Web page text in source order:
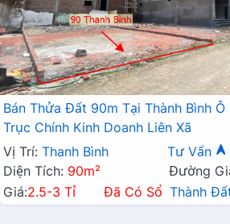
Bán Thửa Đất 90m Tại Thành Bình
Trục Chính Kinh Doanh Liên Xã
Vị Trí: Thanh Bình Tư Vấn
Diện Tích: 90m²
Đường
Giá:2.5-3 Tỉ Đã Có Sổ Thành